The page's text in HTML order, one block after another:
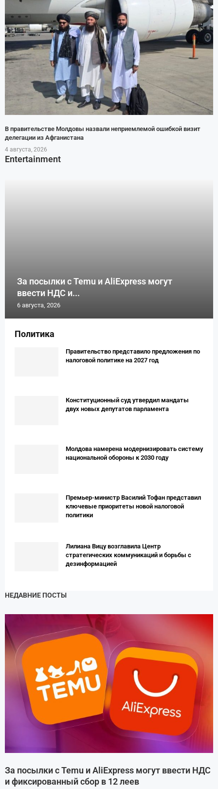
В правительстве Молдовы назвали неприемлемой ошибкой визит
делегации из Афганистана
4 августа, 2026
Entertainment
За посылки с Temu и AliExpress могут
ввести НДС и...
6 августа, 2026
Политика
Правительство представило предложения по
налоговой политике на 2027 год
Конституционный суд утвердил мандаты
двух новых депутатов парламента
Молдова намерена модернизировать систему
национальной обороны к 2030 году
Премьер-министр Василий Тофан представил
ключевые приоритеты новой налоговой
политики
Лилиана Вицу возглавила Центр
стратегических коммуникаций и борьбы с
дезинформацией
НЕДАВНИЕ ПОСТЫ
За посылки с Temu и AliExpress могут ввести НДС
и фиксированный сбор в 12 леев